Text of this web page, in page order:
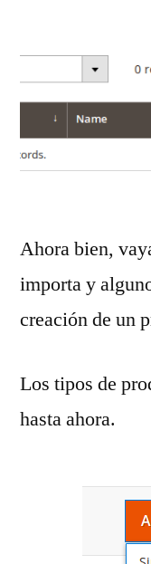
Ahora bien,
importa y
creación de un
Los tipos de
hasta ahora.